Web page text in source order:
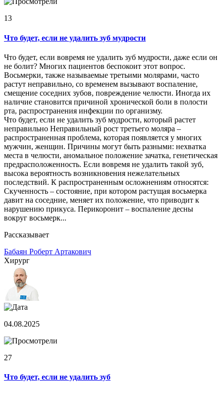
13
Что будет, если не удалить зуб мудрости
Что будет, если вовремя не удалить зуб мудрости, даже если он
не болит? Многих пациентов беспокоит этот вопрос.
Восьмерки, также называемые третьими молярами, часто
растут неправильно, со временем вызывают воспаление,
смещение соседних зубов, повреждение челюсти. Иногда их
наличие становится причиной хронической боли в полости
рта, распространения инфекции по организму.
Что будет, если не удалить зуб мудрости, который растет
неправильно Неправильный рост третьего моляра –
распространенная проблема, которая появляется у многих
мужчин, женщин. Причины могут быть разными: нехватка
места в челюсти, аномальное положение зачатка, генетическая
предрасположенность. Если вовремя не удалить такой зуб,
высока вероятность возникновения нежелательных
последствий. К распространенным осложнениям относятся:
Скученность – состояние, при котором растущая восьмерка
давит на соседние, меняет их положение, что приводит к
нарушению прикуса. Перикоронит – воспаление десны
вокруг восьмерк...
Рассказывает
Бабаян Роберт Артакович
Хирург
04.08.2025
27
Что будет, если не удалить зуб